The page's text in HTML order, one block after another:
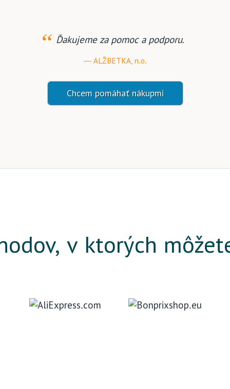
Ďakujeme za pomoc a podporu.
ALŽBETKA, n.o.
Chcem pomáhať nákupmi
v ktorých